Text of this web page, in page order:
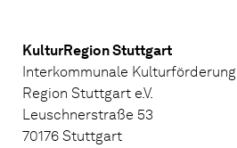
KulturRegion Stuttgart
Interkommunale Kulturförderung
Region Stuttgart e.V.
Leuschnerstraße 53
70176 Stuttgart